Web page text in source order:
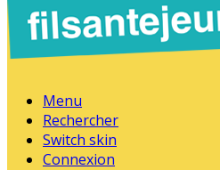
Menu
Rechercher
Switch skin
Connexion